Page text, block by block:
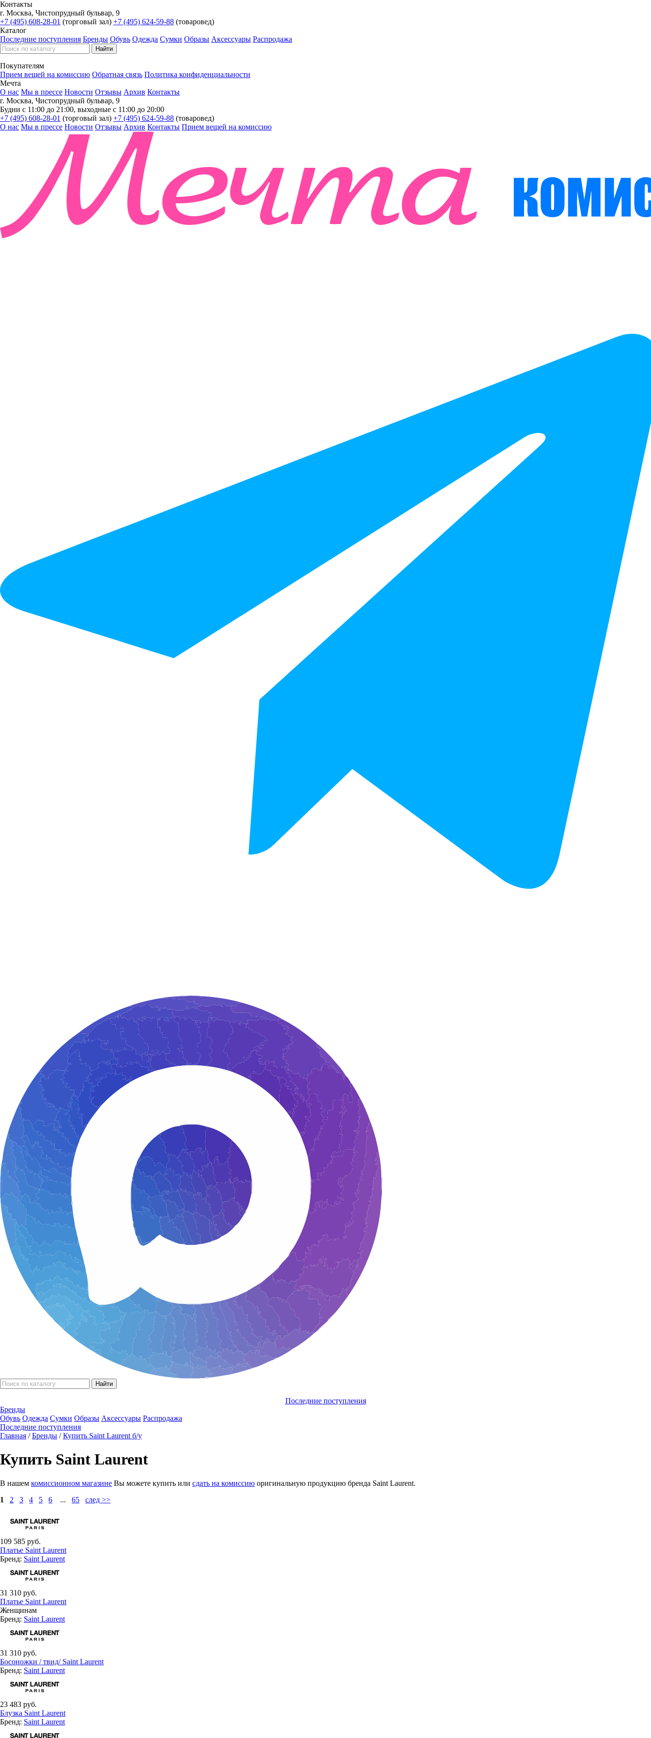
Контакты
г. Москва, Чистопрудный бульвар, 9
+7 (495) 608-28-01 (торговый зал) +7 (495) 624-59-88 (товаровед)
Каталог
Последние поступления Бренды Обувь Одежда Сумки Образы Аксессуары Распродажа
Покупателям
Прием вещей на комиссию Обратная связь Политика конфиденциальности
Мечта
О нас Мы в прессе Новости Отзывы Архив Контакты
г. Москва, Чистопрудный бульвар, 9
Будни с 11:00 до 21:00, выходные с 11:00 до 20:00
+7 (495) 608-28-01 (торговый зал) +7 (495) 624-59-88 (товаровед)
О нас Мы в прессе Новости Отзывы Архив Контакты Прием вещей на комиссию
Последние поступления
Бренды
Обувь Одежда Сумки Образы Аксессуары Распродажа
Последние поступления
Главная /Бренды /Купить Saint Laurent б/у
Купить Saint Laurent
В нашем комиссионном магазине Вы можете купить или сдать на комиссию оригинальную продукцию бренда Saint Laurent.
1
2 3 4 5 6 ... 65 след >>
109 585 руб.
Платье Saint Laurent
Бренд: Saint Laurent
31 310 руб.
Платье Saint Laurent
Женщинам
Бренд: Saint Laurent
31 310 руб.
Босоножки / твид/ Saint Laurent
Бренд: Saint Laurent
23 483 руб.
Блузка Saint Laurent
Бренд: Saint Laurent